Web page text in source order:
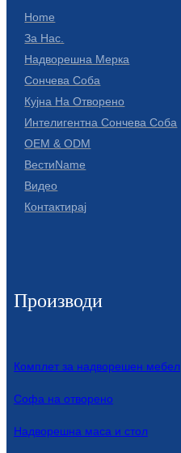
Home
За Нас.
Надворешна Мерка
Сончева Соба
Кујна На Отворено
Интелигентна Сончева Соба
OEM & ODM
ВестиName
Видео
Контактирај
Производи
Комплет за надворешен мебел
Софа на отворено
Надворешна маса и стол